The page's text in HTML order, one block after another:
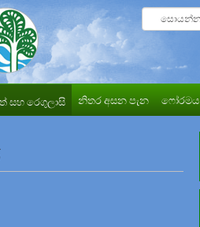
සහ රෙගුලාසි නිතර අසන පැන ෆෝරමය